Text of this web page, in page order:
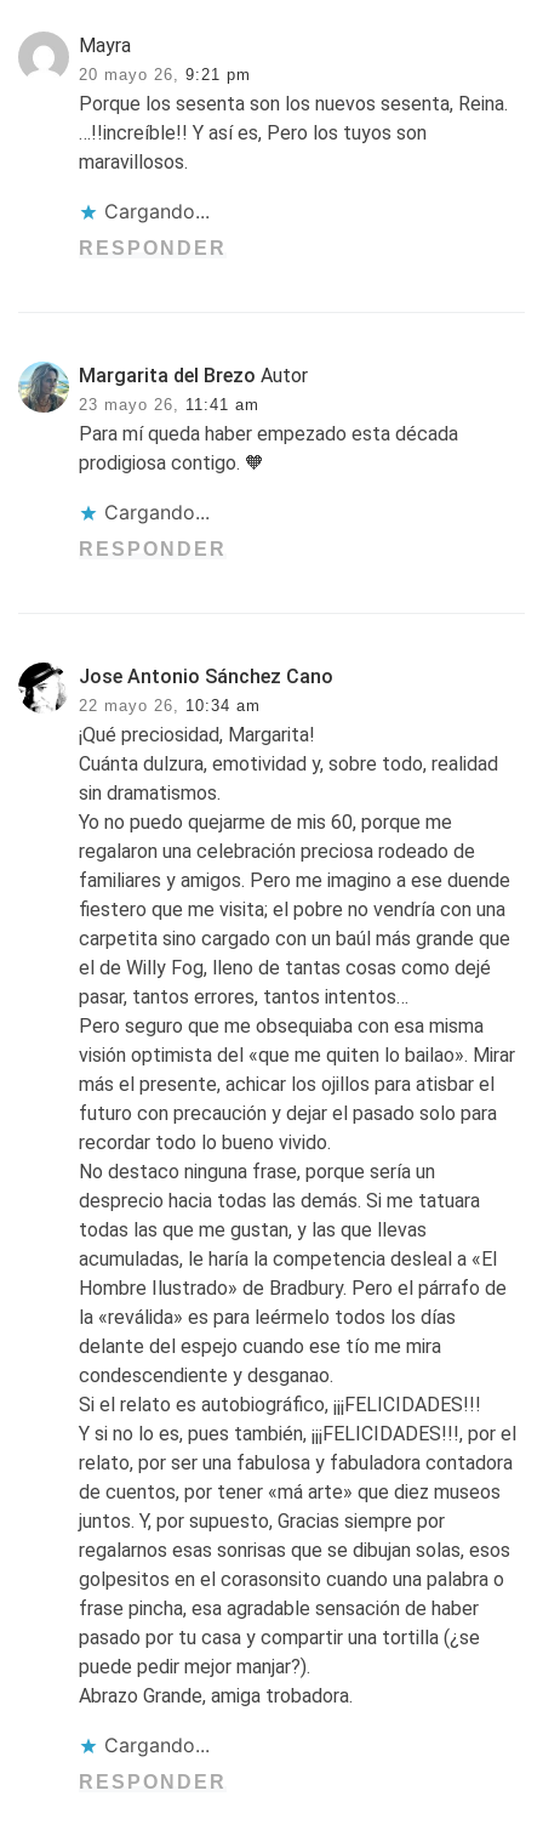
Mayra
20 mayo 26, 9:21 pm
Porque los sesenta son los nuevos sesenta, Reina.
…!!increíble!! Y así es, Pero los tuyos son
maravillosos.
Cargando...
RESPONDER
Margarita del Brezo Autor
23 mayo 26, 11:41 am
Para mí queda haber empezado esta década
prodigiosa contigo. 🧡
Cargando...
RESPONDER
Jose Antonio Sánchez Cano
22 mayo 26, 10:34 am
¡Qué preciosidad, Margarita!
Cuánta dulzura, emotividad y, sobre todo, realidad
sin dramatismos.
Yo no puedo quejarme de mis 60, porque me
regalaron una celebración preciosa rodeado de
familiares y amigos. Pero me imagino a ese duende
fiestero que me visita; el pobre no vendría con una
carpetita sino cargado con un baúl más grande que
el de Willy Fog, lleno de tantas cosas como dejé
pasar, tantos errores, tantos intentos…
Pero seguro que me obsequiaba con esa misma
visión optimista del «que me quiten lo bailao». Mirar
más el presente, achicar los ojillos para atisbar el
futuro con precaución y dejar el pasado solo para
recordar todo lo bueno vivido.
No destaco ninguna frase, porque sería un
desprecio hacia todas las demás. Si me tatuara
todas las que me gustan, y las que llevas
acumuladas, le haría la competencia desleal a «El
Hombre Ilustrado» de Bradbury. Pero el párrafo de
la «reválida» es para leérmelo todos los días
delante del espejo cuando ese tío me mira
condescendiente y desganao.
Si el relato es autobiográfico, ¡¡¡FELICIDADES!!!
Y si no lo es, pues también, ¡¡¡FELICIDADES!!!, por el
relato, por ser una fabulosa y fabuladora contadora
de cuentos, por tener «má arte» que diez museos
juntos. Y, por supuesto, Gracias siempre por
regalarnos esas sonrisas que se dibujan solas, esos
golpesitos en el corasonsito cuando una palabra o
frase pincha, esa agradable sensación de haber
pasado por tu casa y compartir una tortilla (¿se
puede pedir mejor manjar?).
Abrazo Grande, amiga trobadora.
Cargando...
RESPONDER